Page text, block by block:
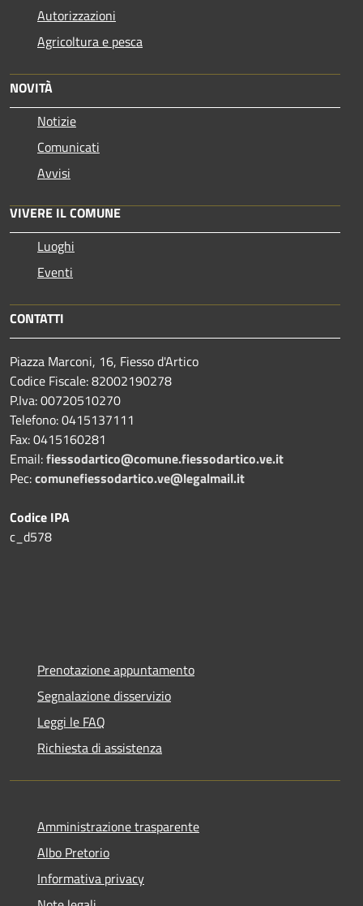
Autorizzazioni
Agricoltura e pesca
NOVITÀ
Notizie
Comunicati
Avvisi
VIVERE IL COMUNE
Luoghi
Eventi
CONTATTI
Piazza Marconi, 16, Fiesso d'Artico
Codice Fiscale: 82002190278
P.Iva: 00720510270
Telefono:0415137111
Fax:0415160281
Email:fiessodartico@comune.fiessodartico.ve.it
Pec:comunefiessodartico.ve@legalmail.it
Codice IPA
c_d578
Prenotazione appuntamento
Segnalazione disservizio
Leggi le FAQ
Richiesta di assistenza
Amministrazione trasparente
Albo Pretorio
Informativa privacy